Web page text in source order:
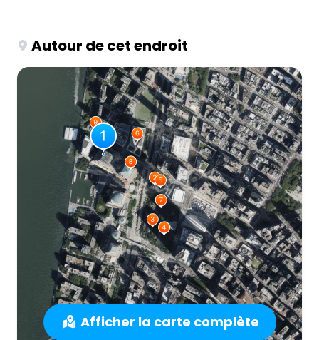
Autour de cet endroit
Afficher la carte complète